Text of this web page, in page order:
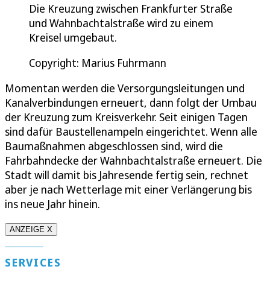
Die Kreuzung zwischen Frankfurter Straße
und Wahnbachtalstraße wird zu einem
Kreisel umgebaut.
Copyright: Marius Fuhrmann
Momentan werden die Versorgungsleitungen und
Kanalverbindungen erneuert, dann folgt der Umbau
der Kreuzung zum Kreisverkehr. Seit einigen Tagen
sind dafür Baustellenampeln eingerichtet. Wenn alle
Baumaßnahmen abgeschlossen sind, wird die
Fahrbahndecke der Wahnbachtalstraße erneuert. Die
Stadt will damit bis Jahresende fertig sein, rechnet
aber je nach Wetterlage mit einer Verlängerung bis
ins neue Jahr hinein.
ANZEIGE X
SERVICES